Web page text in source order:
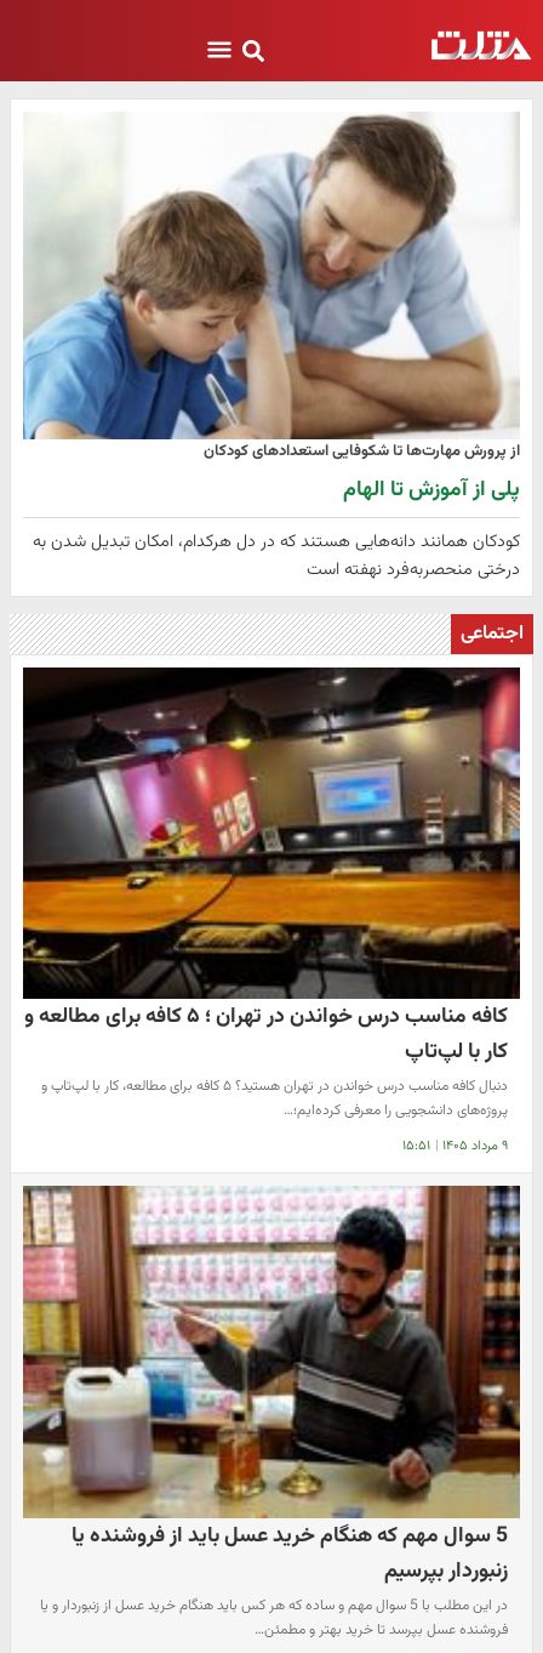
از پرورش مهارت‌ها تا شکوفایی استعدادهای کودکان
پلی از آموزش تا الهام
کودکان همانند دانه‌هایی هستند که در دل هرکدام، امکان تبدیل شدن به
درختی منحصر‌به‌فرد نهفته است
اجتماعی
کافه مناسب درس خواندن در تهران ؛ ۵ کافه برای مطالعه و
کار با لپ‌تاپ
دنبال کافه مناسب درس خواندن در تهران هستید؟ ۵ کافه برای مطالعه، کار با لپ‌تاپ و
پروژه‌های دانشجویی را معرفی کرده‌ایم؛…
۹ مرداد ۱۴۰۵ | ۱۵:۵۱
5 سوال مهم که هنگام خرید عسل باید از فروشنده یا
زنبوردار بپرسیم
در این مطلب با 5 سوال مهم و ساده که هر کس باید هنگام خرید عسل از زنبوردار و یا
فروشنده عسل بپرسد تا خرید بهتر و مطمئن…